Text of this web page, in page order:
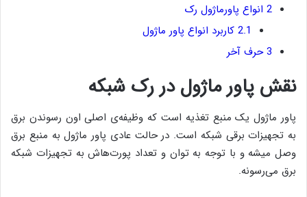
2 انواع پاورماژول رک
2.1 کاربرد انواع پاور ماژول
3حرف آخر
نقش پاور ماژول در رک شبکه
پاور ماژول یک منبع تغذیه است که وظیفه‌ی اصلی اون رسوندن برق
به تجهیزات برقی شبکه است. در حالت عادی پاور ماژول به منبع برق
وصل میشه و با توجه به توان و تعداد پورت‌هاش به تجهیزات شبکه
برق می‌رسونه.